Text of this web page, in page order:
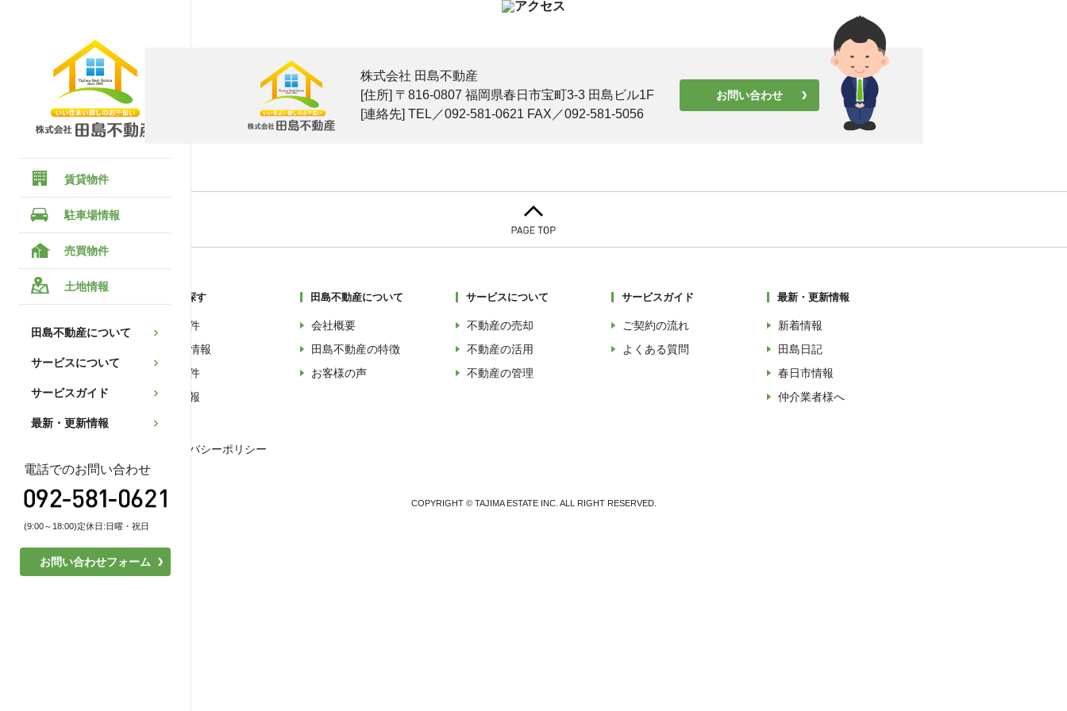
賃貸物件
駐車場情報
売買物件
土地情報
田島不動産について
サービスについて
サービスガイド
最新・更新情報
電話でのお問い合わせ
(9:00～18:00)定休日:日曜・祝日
お問い合わせフォーム
株式会社 田島不動産
[住所] 〒816-0807 福岡県春日市宝町3-3 田島ビル1F
[連絡先] TEL／092-581-0621 FAX／092-581-5056
お問い合わせ
物件を探す
賃貸物件
駐車場情報
売買物件
土地情報
田島不動産について
会社概要
田島不動産の特徴
お客様の声
サービスについて
不動産の売却
不動産の活用
不動産の管理
サービスガイド
ご契約の流れ
よくある質問
最新・更新情報
新着情報
田島日記
春日市情報
仲介業者様へ
プライバシーポリシー
COPYRIGHT © TAJIMA ESTATE INC. ALL RIGHT RESERVED.